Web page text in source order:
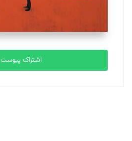
مصطفی مسجدی آرانی
تحریریه
بابک نقاش
تحریریه
اشتراک پیوست